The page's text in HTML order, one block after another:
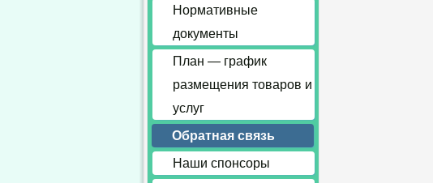
Нормативные
документы
План — график
размещения товаров и
услуг
Обратная связь
Наши спонсоры